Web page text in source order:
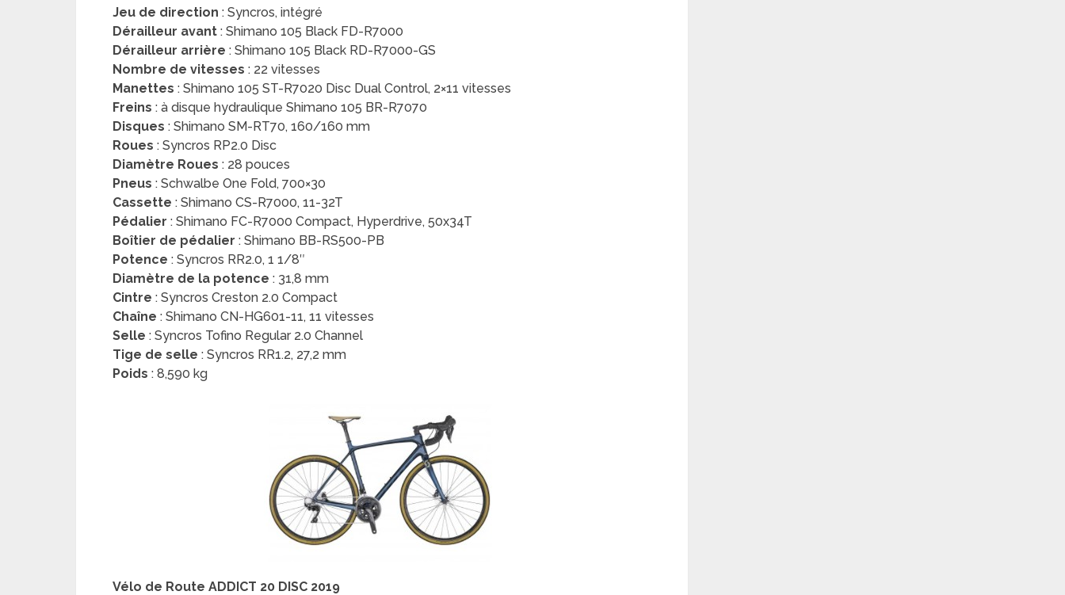
Jeu de direction : Syncros, intégré
Dérailleur avant : Shimano 105 Black FD-R7000
Dérailleur arrière : Shimano 105 Black RD-R7000-GS
Nombre de vitesses : 22 vitesses
Manettes : Shimano 105 ST-R7020 Disc Dual Control, 2×11 vitesses
Freins : à disque hydraulique Shimano 105 BR-R7070
Disques : Shimano SM-RT70, 160/160 mm
Roues : Syncros RP2.0 Disc
Diamètre Roues : 28 pouces
Pneus : Schwalbe One Fold, 700×30
Cassette : Shimano CS-R7000, 11-32T
Pédalier : Shimano FC-R7000 Compact, Hyperdrive, 50x34T
Boîtier de pédalier : Shimano BB-RS500-PB
Potence : Syncros RR2.0, 1 1/8″
Diamètre de la potence : 31,8 mm
Cintre : Syncros Creston 2.0 Compact
Chaîne : Shimano CN-HG601-11, 11 vitesses
Selle : Syncros Tofino Regular 2.0 Channel
Tige de selle : Syncros RR1.2, 27,2 mm
Poids : 8,590 kg
Vélo de Route ADDICT 20 DISC 2019